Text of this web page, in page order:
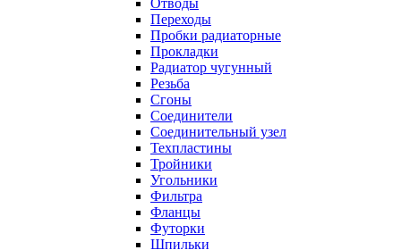
Отводы
Переходы
Пробки радиаторные
Прокладки
Радиатор чугунный
Резьба
Сгоны
Соединители
Соединительный узел
Техпластины
Тройники
Угольники
Фильтра
Фланцы
Футорки
Шпильки